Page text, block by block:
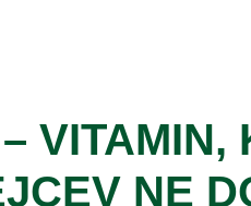
(1 kapsula ) vsebuje:
VITAMIN,
NE